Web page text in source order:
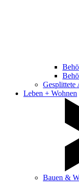
Gesplittete
Leben + Wohnen
Bauen &